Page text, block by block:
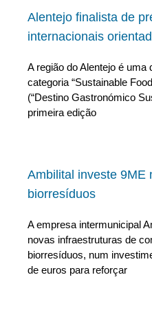
Alentejo finalista de
internacionais
A região do Alentejo é uma
categoria “Sustainable
(“Destino Gastronómico
primeira edição
Ambilital investe 9ME
biorresíduos
A empresa intermunicipal
novas infraestruturas de
biorresíduos, num
de euros para reforçar